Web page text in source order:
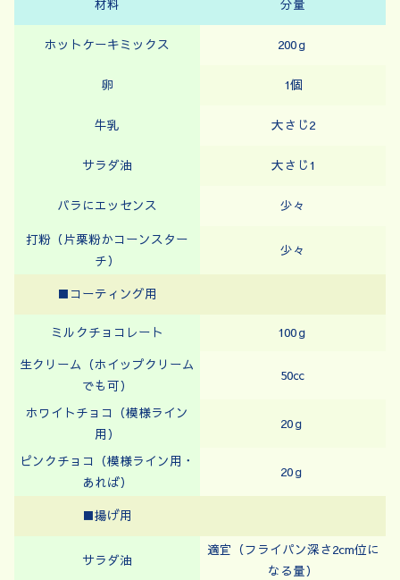
材料 分量
ホットケーキミックス 200ｇ
卵 1個
牛乳 大さじ2
サラダ油 大さじ1
バラにエッセンス
少々
打粉（片栗粉かコーンスター
チ）
少々
■コーティング用
ミルクチョコレート
100ｇ
生クリーム（ホイップクリーム
でも可）
50㏄
ホワイトチョコ（模様ライン
用）
20ｇ
ピンクチョコ（模様ライン用・
あれば）
20ｇ
■揚げ用
サラダ油
適宜（フライパン深さ2cm位に
なる量）